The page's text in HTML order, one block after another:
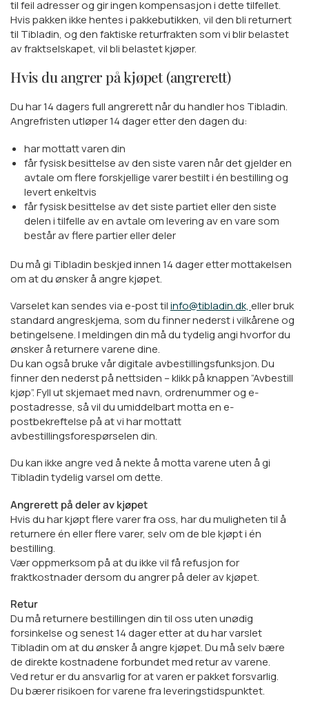
til feil adresser og gir ingen kompensasjon i dette tilfellet.
Hvis pakken ikke hentes i pakkebutikken, vil den bli returnert
til Tibladin, og den faktiske returfrakten som vi blir belastet
av fraktselskapet, vil bli belastet kjøper.
Hvis du angrer på kjøpet (angrerett)
Du har 14 dagers full angrerett når du handler hos Tibladin.
Angrefristen utløper 14 dager etter den dagen du:
har mottatt varen din
får fysisk besittelse av den siste varen når det gjelder en
avtale om flere forskjellige varer bestilt i én bestilling og
levert enkeltvis
får fysisk besittelse av det siste partiet eller den siste
delen i tilfelle av en avtale om levering av en vare som
består av flere partier eller deler
Du må gi Tibladin beskjed innen 14 dager etter mottakelsen
om at du ønsker å angre kjøpet.
Varselet kan sendes via e-post tilinfo@tibladin.dk, eller bruk
standard angreskjema, som du finner nederst i vilkårene og
betingelsene. I meldingen din må du tydelig angi hvorfor du
ønsker å returnere varene dine.
Du kan også bruke vår digitale avbestillingsfunksjon. Du
finner den nederst på nettsiden – klikk på knappen “Avbestill
kjøp”. Fyll ut skjemaet med navn, ordrenummer og e-
postadresse, så vil du umiddelbart motta en e-
postbekreftelse på at vi har mottatt
avbestillingsforespørselen din.
Du kan ikke angre ved å nekte å motta varene uten å gi
Tibladin tydelig varsel om dette.
Angrerett på deler av kjøpet
Hvis du har kjøpt flere varer fra oss, har du muligheten til å
returnere én eller flere varer, selv om de ble kjøpt i én
bestilling.
Vær oppmerksom på at du ikke vil få refusjon for
fraktkostnader dersom du angrer på deler av kjøpet.
Retur
Du må returnere bestillingen din til oss uten unødig
forsinkelse og senest 14 dager etter at du har varslet
Tibladin om at du ønsker å angre kjøpet. Du må selv bære
de direkte kostnadene forbundet med retur av varene.
Ved retur er du ansvarlig for at varen er pakket forsvarlig.
Du bærer risikoen for varene fra leveringstidspunktet.